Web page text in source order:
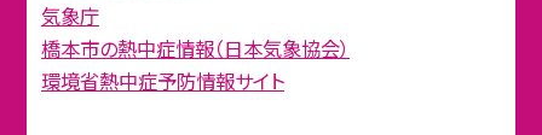
気象庁
橋本市の熱中症情報（日本気象協会）
環境省熱中症予防情報サイト